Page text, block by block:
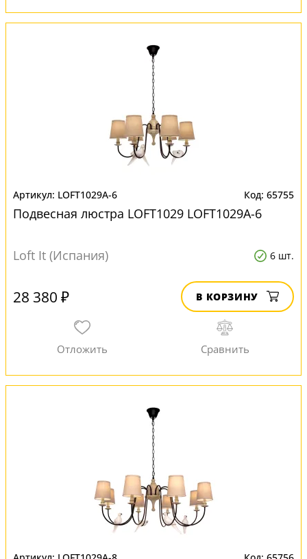
LOFT1029A-6 65755
Подвесная люстра LOFT1029 LOFT1029A-6
Loft It (Испания) 6 шт.
28 380 ₽ В КОРЗИНУ